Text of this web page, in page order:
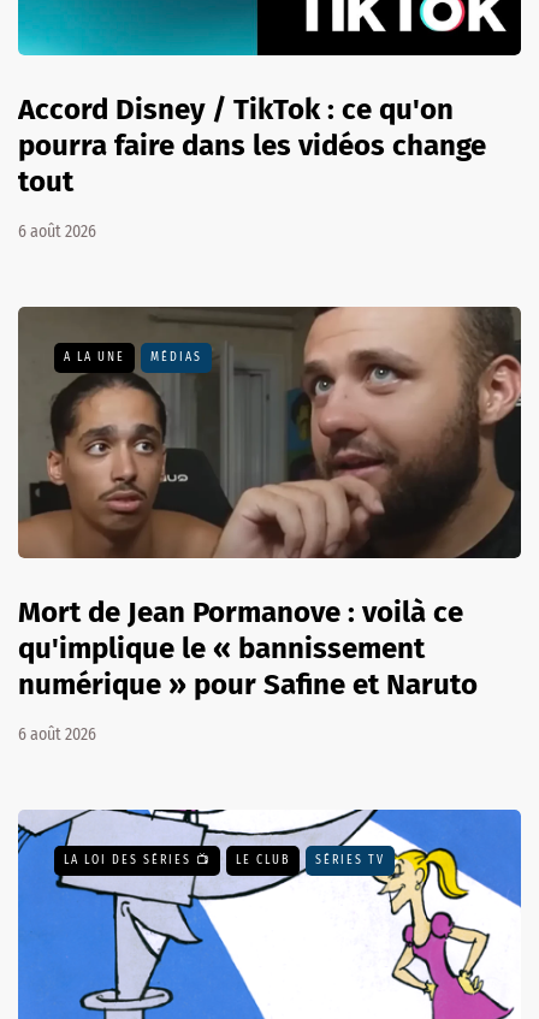
Accord Disney / TikTok : ce qu'on
pourra faire dans les vidéos change
tout
6 août 2026
A LA UNE MÉDIAS
Mort de Jean Pormanove : voilà ce
qu'implique le « bannissement
numérique » pour Safine et Naruto
6 août 2026
LA LOI DES SÉRIES 📺 LE CLUB SÉRIES TV